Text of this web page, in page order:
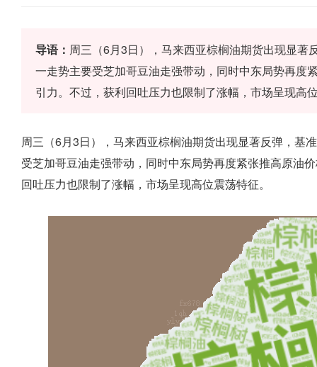
导语： 周三（6月3日），马来西亚棕榈油期货出现显
一走势主要受芝加哥豆油走强带动，同时中东局势再度
引力。不过，获利回吐压力也限制了涨幅，市场呈现高
周三（6月3日），马来西亚棕榈油期货出现显著反弹，基
受芝加哥豆油走强带动，同时中东局势再度紧张推高原油
回吐压力也限制了涨幅，市场呈现高位震荡特征。